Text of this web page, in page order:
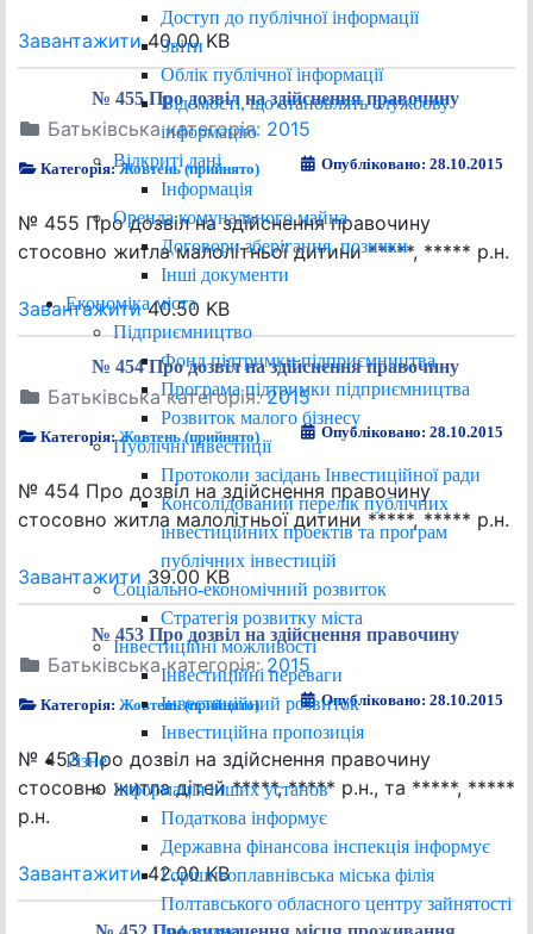
Доступ до публічної інформації
Звіти
Облік публічної інформації
Відомості, що становлять службову
інформацію
Відкриті дані
Інформація
Оренда комунального майна
Договори зберігання, позички
Інші документи
Економіка міста
Підприємництво
Фонд підтримки підприємництва
Програма підтримки підприємництва
Розвиток малого бізнесу
Публічні інвестиції
Протоколи засідань Інвестиційної ради
Консолідований перелік публічних
інвестиційних проектів та програм
публічних інвестицій
Соціально-економічний розвиток
Стратегія розвитку міста
Інвестиційні можливості
Інвестиційні переваги
Інвестиційний розвиток
Інвестиційна пропозиція
Різне
Інформація інших установ
Податкова інформує
Державна фінансова інспекція інформує
Горішньоплавнівська міська філія
Полтавського обласного центру зайнятості
Завантажити40.00 KB
№ 455 Про дозвіл на здійснення правочину
Батьківська категорія: 2015
Категорія:Жовтень (прийнято) Опубліковано: 28.10.2015
№ 455 Про дозвіл на здійснення правочину
стосовно житла малолітньої дитини *****, ***** р.н.
Завантажити40.50 KB
№ 454 Про дозвіл на здійснення правочину
Батьківська категорія:2015
Категорія:Жовтень (прийнято) Опубліковано: 28.10.2015
№ 454 Про дозвіл на здійснення правочину
стосовно житла малолітньої дитини *****, ***** р.н.
Завантажити 39.00 KB
№ 453 Про дозвіл на здійснення правочину
Батьківська категорія: 2015
Категорія:Жовтень (прийнято) Опубліковано: 28.10.2015
№ 453 Про дозвіл на здійснення правочину
стосовно житла дітей *****, ***** р.н., та *****, *****
р.н.
Завантажити42.00 KB